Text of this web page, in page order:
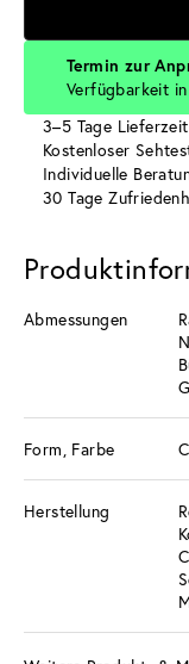
Termin zur
Verfügbarkeit
3–5 Tage
Kostenloser
Individuelle
30 Tage
Abmessungen
Form, Farbe
Herstellung